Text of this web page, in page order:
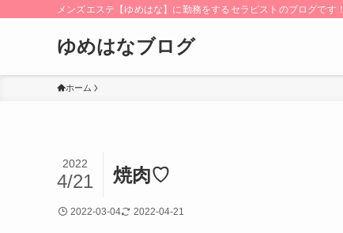
メンズエステ【ゆめはな】に勤務をするセラピストのブログです！
ゆめはなブログ
ホーム
焼肉♡
2022
4/21
2022-03-04 2022-04-21